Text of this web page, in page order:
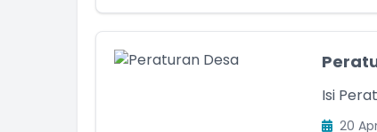
Isi
20